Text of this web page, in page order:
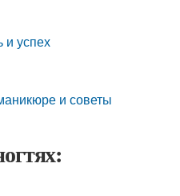
и успех
и советы